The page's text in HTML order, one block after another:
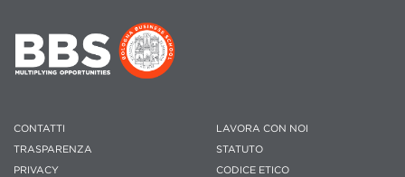
CONTATTI
TRASPARENZA
PRIVACY
LAVORA CON NOI
STATUTO
CODICE ETICO